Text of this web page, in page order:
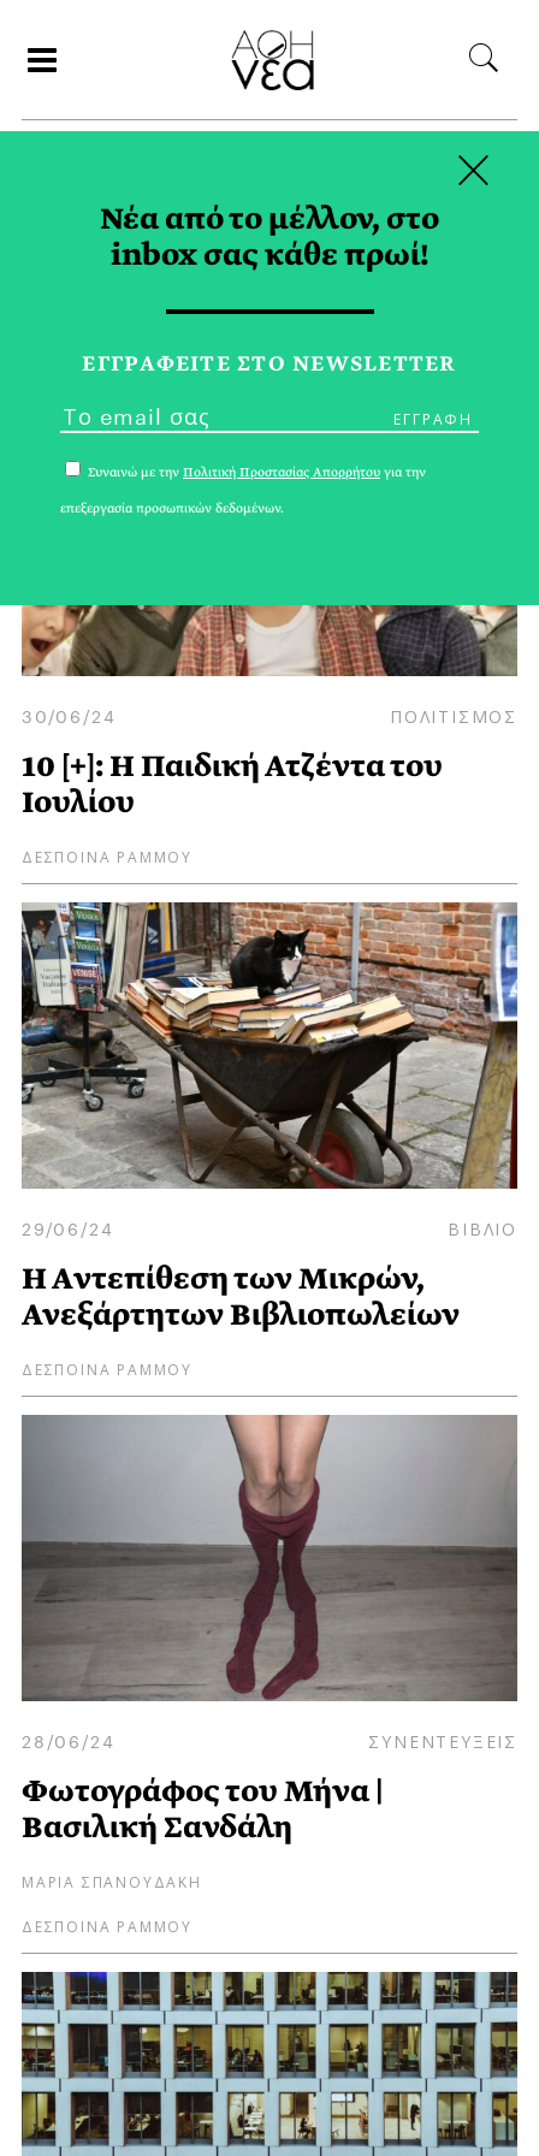
ΙΟΥΝΙΟΣ 2024
30/06/24 ΠΟΛΙΤΙΣΜΟΣ
10 [+]: Η Παιδική Ατζέντα του
Ιουλίου
ΔΕΣΠΟΙΝΑ ΡΑΜΜΟΥ
29/06/24 ΒΙΒΛΙΟ
H Aντεπίθεση των Μικρών,
Ανεξάρτητων Βιβλιοπωλείων
ΔΕΣΠΟΙΝΑ ΡΑΜΜΟΥ
28/06/24 ΣΥΝΕΝΤΕΥΞΕΙΣ
Φωτογράφος του Μήνα |
Βασιλική Σανδάλη
ΜΑΡΙΑ ΣΠΑΝΟΥΔΑΚΗ
ΔΕΣΠΟΙΝΑ ΡΑΜΜΟΥ
Νέα από το μέλλον, στο
inbox σας κάθε πρωί!
ΕΓΓPΑΦΕΙΤΕ ΣΤΟ NEWSLETTER
Συναινώ με την Πολιτική Προστασίας Απορρήτου για την
επεξεργασία προσωπικών δεδομένων.
×